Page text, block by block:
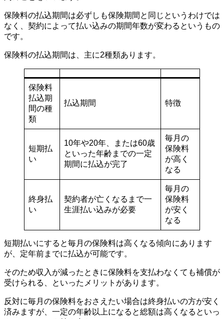
保険料の払込期間は必ずしも保険期間と同じというわけでは
なく、契約によって払い込みの期間年数が変わるというもの
です。
保険料の払込期間は、主に2種類あります。
保険料
払込期
間の種
類
払込期間 特徴
短期払
い
10年や20年、または60歳
といった年齢までの一定
期間に払込が完了
毎月の
保険料
が高く
なる
終身払
い
契約者が亡くなるまで一
生涯払い込みが必要
毎月の
保険料
が安く
なる
短期払いにすると毎月の保険料は高くなる傾向にあります
が、定年前までに払込が可能です。
そのため収入が減ったときに保険料を支払わなくても補償が
受けられる、といったメリットがあります。
反対に毎月の保険料をおさえたい場合は終身払いの方が安く
済みますが、一定の年齢以上になると総額は高くなるといっ